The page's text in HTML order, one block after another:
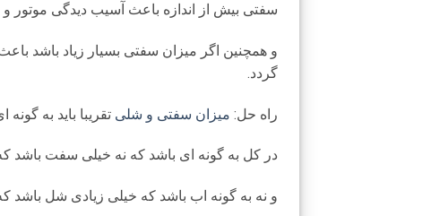
سفتی بیش از اندازه باعث آسیب دیدگی
و همچنین اگر میزان سفتی بسیار زیاد باشد
گردد.
راه حل: میزان سفتی و شلی تقریبا باید به گونه ای
در کل به گونه ای باشد که نه خیلی سفت باشد
و نه به گونه اب باشد که خیلی زیادی شل باشد